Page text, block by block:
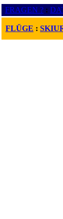
FRAGEN ? :
FLÜGE :